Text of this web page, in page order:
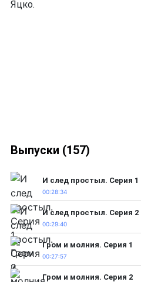
Яцко.
Выпуски (157)
И след простыл. Серия 1
00:28:34
И след простыл. Серия 2
00:29:40
Гром и молния. Серия 1
00:27:57
Гром и молния. Серия 2